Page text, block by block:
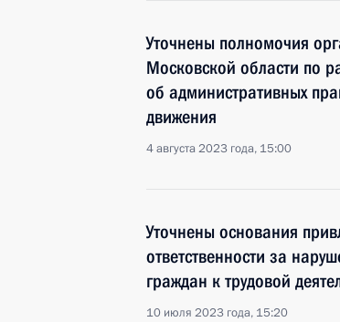
Уточнены полномочия
Московской области по
об административных
движения
4 августа 2023 года, 15:00
Уточнены основания
ответственности за
граждан к трудовой
10 июля 2023 года, 15:20